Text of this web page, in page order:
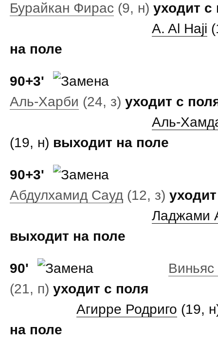
Бурайкан Фирас (9, н) уходит с
A. Al Haji
на поле
90+3'
Аль-Харби (24, з) уходит с
Аль-
(19, н) выходит на поле
90+3'
Абдулхамид Сауд (12, з)
Ладжами
выходит на поле
90'
(21, п) уходит с поля
Агирре Родриго (19,
на поле